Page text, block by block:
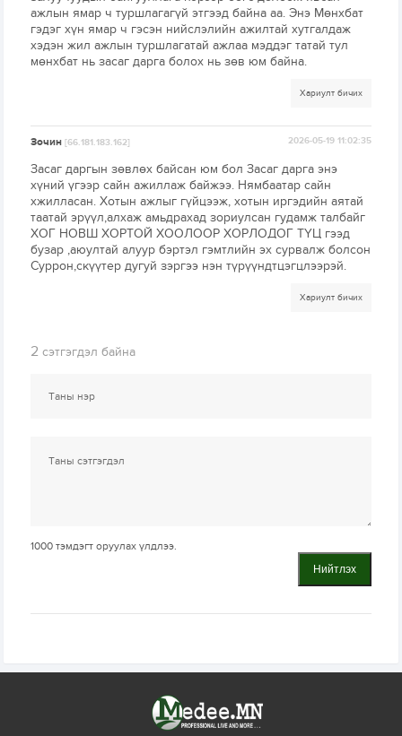
ажлын ямар ч туршлагагүй этгээд байна аа. Энэ Мөнхбат
гэдэг хүн ямар ч гэсэн нийслэлийн ажилтай хутгалдаж
хэдэн жил ажлын туршлагатай ажлаа мэддэг татай тул
мөнхбат нь засаг дарга болох нь зөв юм байна.
Хариулт бичих
Зочин[66.181.183.162] 2026-05-19 11:02:35
Засаг даргын зөвлөх байсан юм бол Засаг дарга энэ
хүний үгээр сайн ажиллаж байжээ. Нямбаатар сайн
хжилласан. Хотын ажлыг гүйцээж, хотын иргэдийн аятай
таатай эрүүл,алхаж амьдрахад зориулсан гудамж талбайг
ХОГ НОВШ ХОРТОЙ ХООЛООР ХОРЛОДОГ ТҮЦ гээд
бузар ,аюултай алуур бэртэл гэмтлийн эх сурвалж болсон
Суррон,скүүтeр дугуй зэргээ нэн түрүүндтцэгцлээрэй.
Хариулт бичих
2 сэтгэгдэл байна
1000 тэмдэгт оруулах үлдлээ.
Нийтлэх